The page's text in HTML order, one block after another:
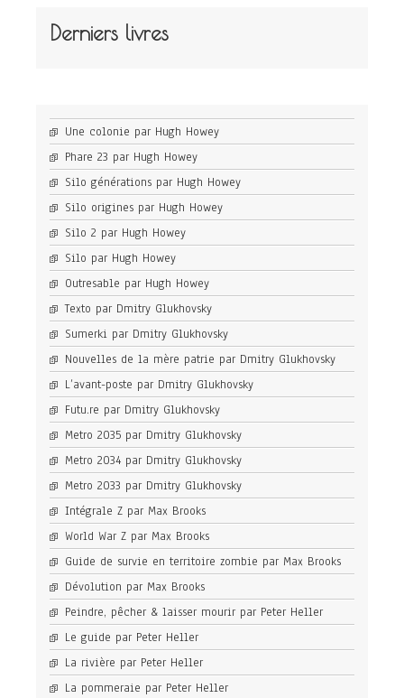
Derniers livres
Une colonie par Hugh Howey
Phare 23 par Hugh Howey
Silo générations par Hugh Howey
Silo origines par Hugh Howey
Silo 2 par Hugh Howey
Silo par Hugh Howey
Outresable par Hugh Howey
Texto par Dmitry Glukhovsky
Sumerki par Dmitry Glukhovsky
Nouvelles de la mère patrie par Dmitry Glukhovsky
L’avant-poste par Dmitry Glukhovsky
Futu.re par Dmitry Glukhovsky
Metro 2035 par Dmitry Glukhovsky
Metro 2034 par Dmitry Glukhovsky
Metro 2033 par Dmitry Glukhovsky
Intégrale Z par Max Brooks
World War Z par Max Brooks
Guide de survie en territoire zombie par Max Brooks
Dévolution par Max Brooks
Peindre, pêcher & laisser mourir par Peter Heller
Le guide par Peter Heller
La rivière par Peter Heller
La pommeraie par Peter Heller